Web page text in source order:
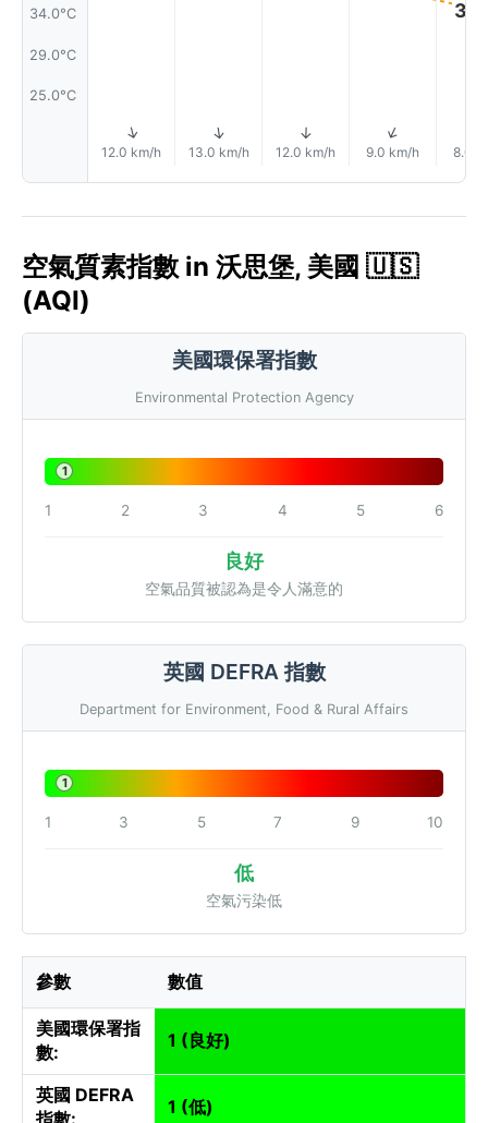
34.0°C
29.0°C
25.0°C
↑
12.0 km/h
↑
13.0 km/h
↑
12.0 km/h
↑
9.0 km/h 8.0
空氣質素指數 in 沃思堡, 美國 🇺🇸
(AQI)
美國環保署指數
Environmental Protection Agency
1
1 2 3 4 5 6
良好
空氣品質被認為是令人滿意的
英國 DEFRA 指數
Department for Environment, Food & Rural Affairs
1
1 3 5 7 9 10
低
空氣污染低
參數 數值
美國環保署指
數:
1 (良好)
英國 DEFRA
指數:
1 (低)